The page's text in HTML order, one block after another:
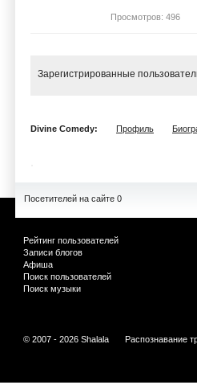
Просмотров: 496
Зарегистрированные
Divine Comedy: Профиль
Посетителей на сайте 0
Рейтинг пользователей
Записи блогов
Афиша
Поиск пользователей
Поиск музыки
© 2007 - 2026 Shalala Распознавание